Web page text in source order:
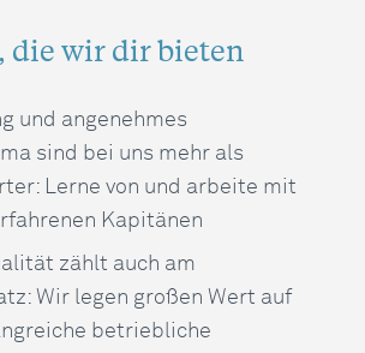
die wir dir bieten
und angenehmes
sind bei uns mehr als
Lerne von und arbeite mit
Kapitänen
zählt auch am
Wir legen großen Wert auf
betriebliche